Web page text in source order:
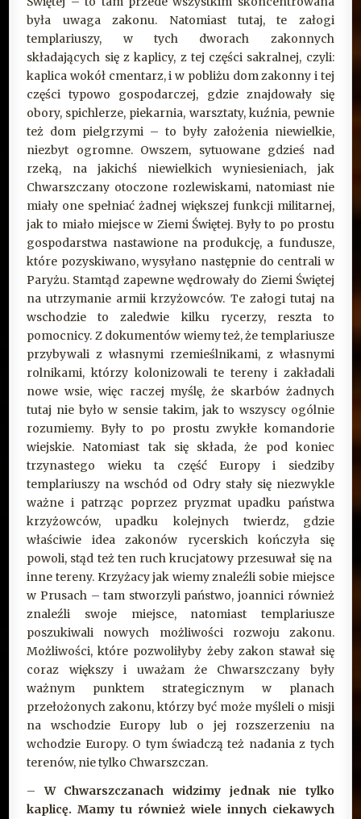
była uwaga zakonu. Natomiast tutaj, te załogi
templariuszy, w tych dworach zakonnych
składających się z kaplicy, z tej części sakralnej, czyli:
kaplica wokół cmentarz, i w pobliżu dom zakonny i tej
części typowo gospodarczej, gdzie znajdowały się
obory, spichlerze, piekarnia, warsztaty, kuźnia, pewnie
też dom pielgrzymi – to były założenia niewielkie,
niezbyt ogromne. Owszem, sytuowane gdzieś nad
rzeką, na jakichś niewielkich wyniesieniach, jak
Chwarszczany otoczone rozlewiskami, natomiast nie
miały one spełniać żadnej większej funkcji militarnej,
jak to miało miejsce w Ziemi Świętej. Były to po prostu
gospodarstwa nastawione na produkcję, a fundusze,
które pozyskiwano, wysyłano następnie do centrali w
Paryżu. Stamtąd zapewne wędrowały do Ziemi Świętej
na utrzymanie armii krzyżowców. Te załogi tutaj na
wschodzie to zaledwie kilku rycerzy, reszta to
pomocnicy. Z dokumentów wiemy też, że templariusze
przybywali z własnymi rzemieślnikami, z własnymi
rolnikami, którzy kolonizowali te tereny i zakładali
nowe wsie, więc raczej myślę, że skarbów żadnych
tutaj nie było w sensie takim, jak to wszyscy ogólnie
rozumiemy. Były to po prostu zwykłe komandorie
wiejskie. Natomiast tak się składa, że pod koniec
trzynastego wieku ta część Europy i siedziby
templariuszy na wschód od Odry stały się niezwykle
ważne i patrząc poprzez pryzmat upadku państwa
krzyżowców, upadku kolejnych twierdz, gdzie
właściwie idea zakonów rycerskich kończyła się
powoli, stąd też ten ruch krucjatowy przesuwał się na
inne tereny. Krzyżacy jak wiemy znaleźli sobie miejsce
w Prusach – tam stworzyli państwo, joannici również
znaleźli swoje miejsce, natomiast templariusze
poszukiwali nowych możliwości rozwoju zakonu.
Możliwości, które pozwoliłyby żeby zakon stawał się
coraz większy i uważam że Chwarszczany były
ważnym punktem strategicznym w planach
przełożonych zakonu, którzy być może myśleli o misji
na wschodzie Europy lub o jej rozszerzeniu na
wchodzie Europy. O tym świadczą też nadania z tych
terenów, nie tylko Chwarszczan.
–W Chwarszczanach widzimy jednak nie tylko
kaplicę. Mamy tu również wiele innych ciekawych